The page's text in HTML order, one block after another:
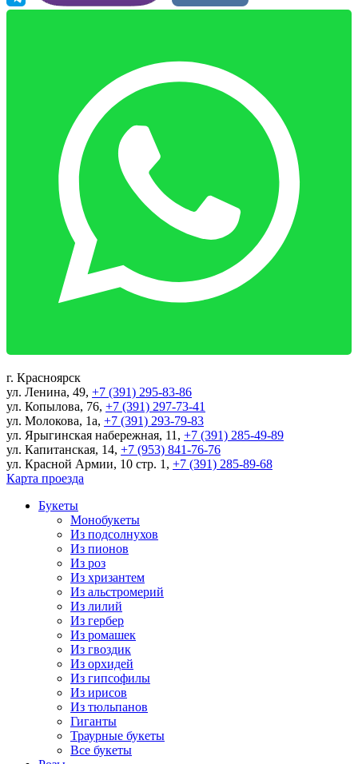
г. Красноярск
ул. Ленина, 49, +7 (391) 295-83-86
ул. Копылова, 76, +7 (391) 297-73-41
ул. Молокова, 1а, +7 (391) 293-79-83
ул. Ярыгинская набережная, 11 , +7 (391) 285-49-89
ул. Капитанская, 14, +7 (953) 841-76-76
ул. Красной Армии, 10 стр. 1 , +7 (391) 285-89-68
Карта проезда
Букеты
Монобукеты
Из подсолнухов
Из пионов
Из роз
Из хризантем
Из альстромерий
Из лилий
Из гербер
Из ромашек
Из гвоздик
Из орхидей
Из гипсофилы
Из ирисов
Из тюльпанов
Гиганты
Траурные букеты
Все букеты